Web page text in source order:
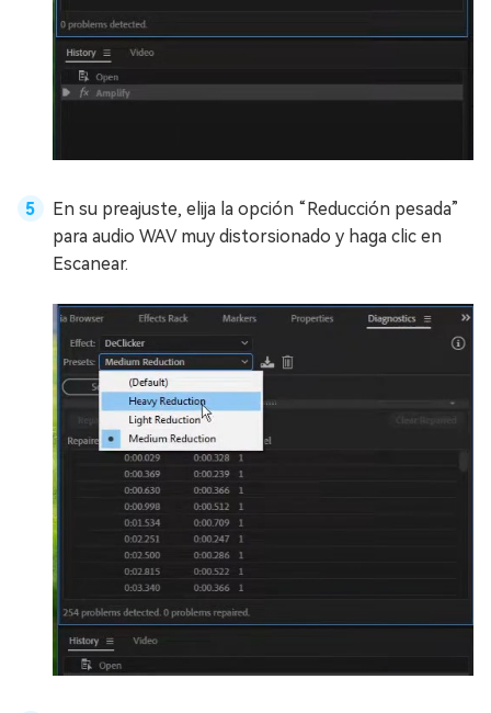
En su preajuste, elija la opción “Reducción pesada”
para audio WAV muy distorsionado y haga clic en
Escanear.